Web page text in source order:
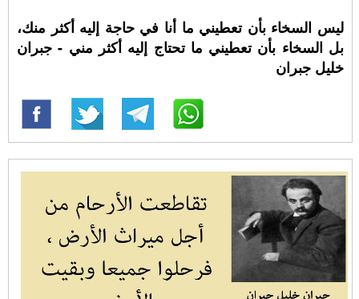
ليس السخاء بأن تعطيني ما أنا في حاجة إليه أكثر منك،
بل السخاء بأن تعطيني ما تحتاج إليه أكثر مني - جبران
خليل جبران